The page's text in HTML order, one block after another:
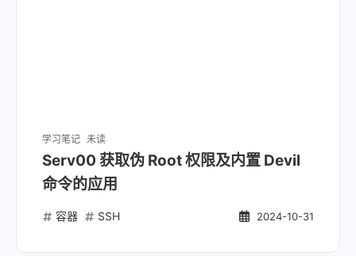
学习笔记 未读
Serv00 获取伪 Root 权限及内置 Devil
命令的应用
2024-10-31
容器 SSH